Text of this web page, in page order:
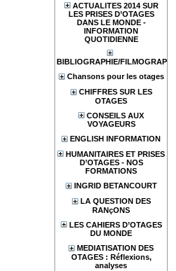
ACTUALITES 2014 SUR
LES PRISES D’OTAGES
DANS LE MONDE -
INFORMATION
QUOTIDIENNE
BIBLIOGRAPHIE/FILMOGRAPHIE
Chansons pour les otages
CHIFFRES SUR LES
OTAGES
CONSEILS AUX
VOYAGEURS
ENGLISH INFORMATION
HUMANITAIRES ET PRISES
D’OTAGES - NOS
FORMATIONS
INGRID BETANCOURT
LA QUESTION DES
RANçONS
LES CAHIERS D’OTAGES
DU MONDE
MEDIATISATION DES
OTAGES : Réflexions,
analyses